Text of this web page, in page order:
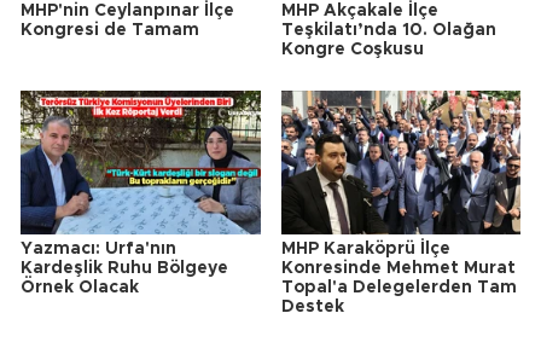
MHP'nin Ceylanpınar İlçe
Kongresi de Tamam
MHP Akçakale İlçe
Teşkilatı’nda 10. Olağan
Kongre Coşkusu
Yazmacı: Urfa'nın
Kardeşlik Ruhu Bölgeye
Örnek Olacak
MHP Karaköprü İlçe
Konresinde Mehmet Murat
Topal'a Delegelerden Tam
Destek